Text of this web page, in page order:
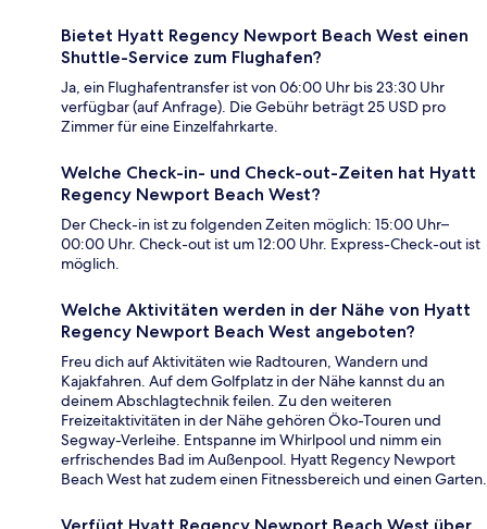
Bietet Hyatt Regency Newport Beach West einen
Shuttle-Service zum Flughafen?
Ja, ein Flughafentransfer ist von 06:00 Uhr bis 23:30 Uhr
verfügbar (auf Anfrage). Die Gebühr beträgt 25 USD pro
Zimmer für eine Einzelfahrkarte.
Welche Check-in- und Check-out-Zeiten hat Hyatt
Regency Newport Beach West?
Der Check-in ist zu folgenden Zeiten möglich: 15:00 Uhr–
00:00 Uhr. Check-out ist um 12:00 Uhr. Express-Check-out ist
möglich.
Welche Aktivitäten werden in der Nähe von Hyatt
Regency Newport Beach West angeboten?
Freu dich auf Aktivitäten wie Radtouren, Wandern und
Kajakfahren. Auf dem Golfplatz in der Nähe kannst du an
deinem Abschlagtechnik feilen. Zu den weiteren
Freizeitaktivitäten in der Nähe gehören Öko-Touren und
Segway-Verleihe. Entspanne im Whirlpool und nimm ein
erfrischendes Bad im Außenpool. Hyatt Regency Newport
Beach West hat zudem einen Fitnessbereich und einen Garten.